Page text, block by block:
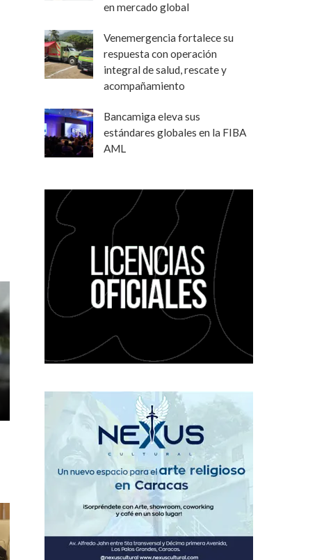
en mercado global
Venemergencia fortalece su
respuesta con operación
integral de salud, rescate y
acompañamiento
Bancamiga eleva sus
estándares globales en la FIBA
AML